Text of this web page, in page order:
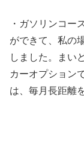
・ガソリンコー
ができて、私の
しました。まい
カーオプション
は、毎月長距離